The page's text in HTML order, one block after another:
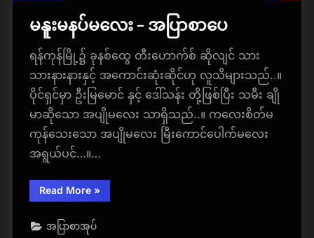
မနူးမနပ်မလေး – အပြာစာပေ
ရန်ကုန်မြို့၌ ခုနစ်ထွေ တီးဟောက်စ် ဆိုလျင် သား
သားနားနားနှင့် အကောင်းဆုံးဆိုင်ဟု လူသိများသည်..။
ပိုင်ရှင်မှာ ဦးမြမောင် နှင့် ဒေါ်သန်း တို့ဖြစ်ပြီး သမီး ချို
မာဆိုသော အပျိုမလေး သာရှိသည်..။ ကလေးစိတ်မ
ကုန်သေးသော အပျိုမလေး မြီးကောင်ပေါက်မလေး
အရွယ်ပင်…။…
Read More“မ
နူး
နပ်
မ
»
အပြာစာအုပ်